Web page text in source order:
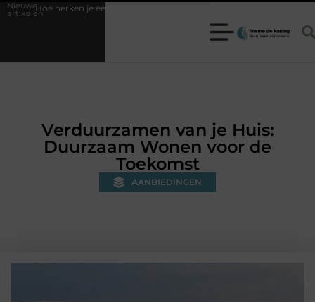
Nieuwe
artikelen
betrouwbare slotenmaker in Baarn en voorkom je onnodige kosten?
Verduurzamen van je Huis:
Duurzaam Wonen voor de
Toekomst
AANBIEDINGEN